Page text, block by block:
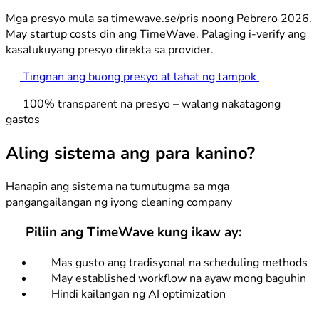
Mga presyo mula sa timewave.se/pris noong Pebrero 2026.
May startup costs din ang TimeWave. Palaging i-verify ang
kasalukuyang presyo direkta sa provider.
Tingnan ang buong presyo at lahat ng tampok
100% transparent na presyo – walang nakatagong
gastos
Aling sistema ang para kanino?
Hanapin ang sistema na tumutugma sa mga
pangangailangan ng iyong cleaning company
Piliin ang TimeWave kung ikaw ay:
Mas gusto ang tradisyonal na scheduling methods
May established workflow na ayaw mong baguhin
Hindi kailangan ng AI optimization